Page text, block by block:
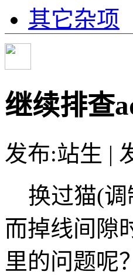
其它杂项
继续排查
发布:站生 |
换过猫(调
而掉线间隙
里的问题呢